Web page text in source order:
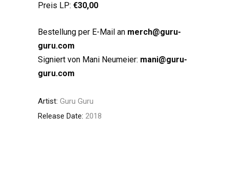
Preis LP: €30,00
Bestellung per E-Mail an merch@guru-
guru.com
Signiert von Mani Neumeier: mani@guru-
guru.com
Artist: Guru Guru
Release Date: 2018